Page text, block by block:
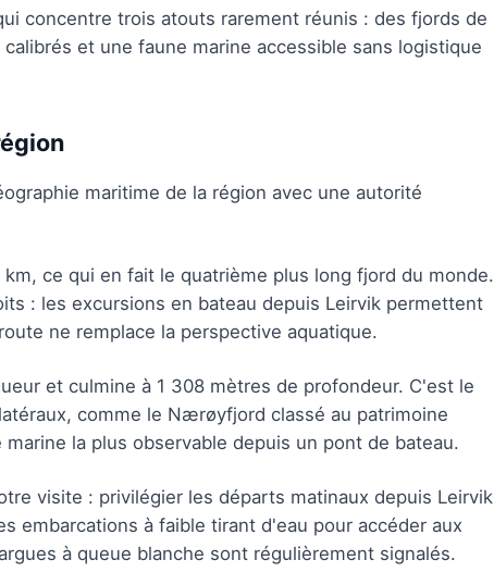
concentre trois atouts rarement réunis : des fjords de
et une faune marine accessible sans logistique
maritime de la région avec une autorité
ce qui en fait le quatrième plus long fjord du monde.
: les excursions en bateau depuis Leirvik permettent
ne remplace la perspective aquatique.
et culmine à 1 308 mètres de profondeur. C'est le
comme le Nærøyfjord classé au patrimoine
la plus observable depuis un pont de bateau.
visite : privilégier les départs matinaux depuis Leirvik
embarcations à faible tirant d'eau pour accéder aux
à queue blanche sont régulièrement signalés.